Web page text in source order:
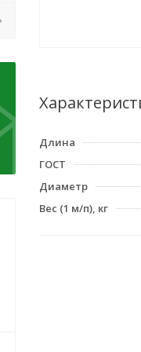
Длина
ГОСТ
Диаметр
Вес (1 м/п), кг